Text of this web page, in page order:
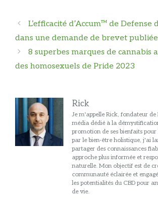
Navigation
des
L’efficacité d’Accum™ de Defense
dans une demande de brevet publiée
8 superbes marques de cannabis
des homosexuels de Pride 2023
Rick
Je m'appelle Rick, fondateur de
média dédié à la
promotion de ses bienfaits pour
par le bien-être holistique, j'ai
partager des connaissances
approche plus informée et
naturelle. Mon objectif est de
communauté éclairée et
les potentialités du CBD pour
de vie.